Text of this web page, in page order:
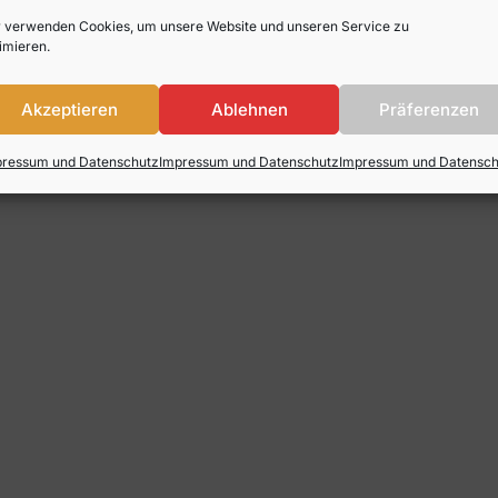
verwenden Cookies, um unsere Website und unseren Service zu
Akzeptieren Ablehnen Präferenzen
und DatenschutzImpressum und DatenschutzImpressum und